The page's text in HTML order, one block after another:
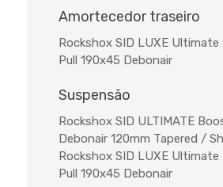
Amortecedor traseiro
Rockshox SID LUXE Ultimate
Pull 190x45 Debonair
Suspensão
Rockshox SID ULTIMATE
Debonair 120mm Tapered /
Rockshox SID LUXE Ultimate
Pull 190x45 Debonair